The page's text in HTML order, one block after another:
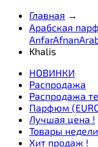
Главная →
Арабская
AnfarAfnan
Khalis
НОВИНКИ
Распродажа
Распродажа
Парфюм
Лучшая цена !
Товары
Хит продаж !